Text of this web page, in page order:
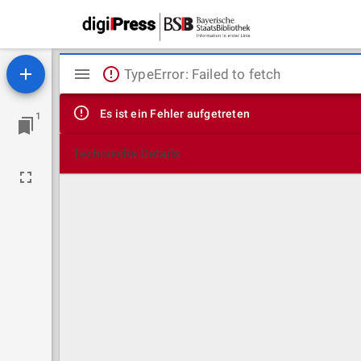
1
Mirador
Viewer
TypeError: Failed to fetch
Es ist ein Fehler aufgetreten
Technische Details